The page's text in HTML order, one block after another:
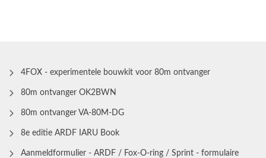
4FOX - experimentele bouwkit voor 80m ontvanger
80m ontvanger OK2BWN
80m ontvanger VA-80M-DG
8e editie ARDF IARU Book
Aanmeldformulier - ARDF / Fox-O-ring / Sprint - formulaire